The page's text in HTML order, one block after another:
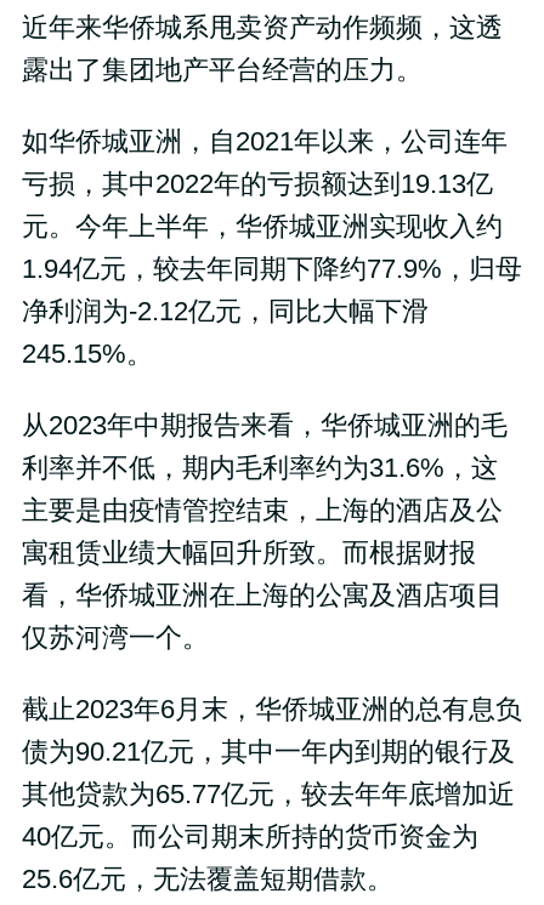
近年来华侨城系甩卖资产动作频频，这透
露出了集团地产平台经营的压力。
如华侨城亚洲，自2021年以来，公司连年
亏损，其中2022年的亏损额达到19.13亿
元。今年上半年，华侨城亚洲实现收入约
1.94亿元，较去年同期下降约77.9%，归母
净利润为-2.12亿元，同比大幅下滑
245.15%。
从2023年中期报告来看，华侨城亚洲的毛
利率并不低，期内毛利率约为31.6%，这
主要是由疫情管控结束，上海的酒店及公
寓租赁业绩大幅回升所致。而根据财报
看，华侨城亚洲在上海的公寓及酒店项目
仅苏河湾一个。
截止2023年6月末，华侨城亚洲的总有息负
债为90.21亿元，其中一年内到期的银行及
其他贷款为65.77亿元，较去年年底增加近
40亿元。而公司期末所持的货币资金为
25.6亿元，无法覆盖短期借款。